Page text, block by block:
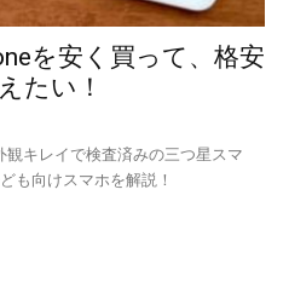
を安く買って、格安
たい！
キレイで検査済みの三つ星スマ
も向けスマホを解説！